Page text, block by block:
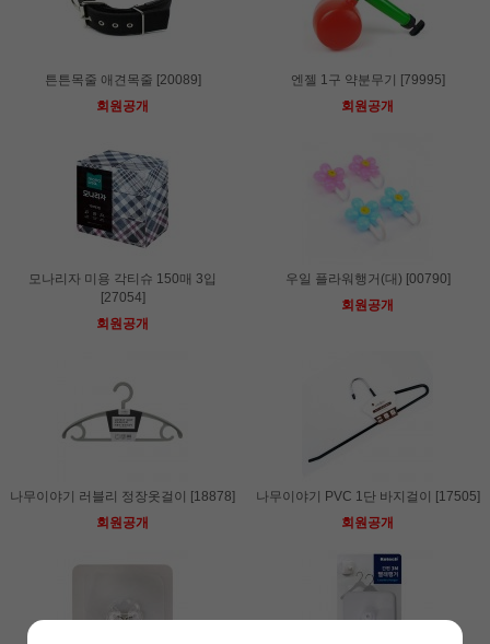
튼튼목줄 애견목줄 [20089]
회원공개
엔젤 1구 약분무기 [79995]
회원공개
모나리자 미용 각티슈 150매 3입
[27054]
회원공개
우일 플라워행거(대) [00790]
회원공개
나무이야기 러블리 정장옷걸이 [18878]
회원공개
나무이야기 PVC 1단 바지걸이 [17505]
회원공개